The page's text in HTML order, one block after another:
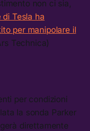
non ci sia,
Tesla ha
per manipolare il
Technica)
per condizioni
la sonda Parker
direttamente